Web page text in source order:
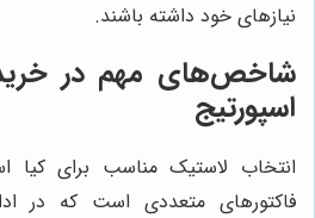
نیازهای خود داشته باشند.
شاخص‌های مهم در
اسپورتیج
انتخاب لاستیک مناسب برای کیا
فاکتورهای متعددی است که در